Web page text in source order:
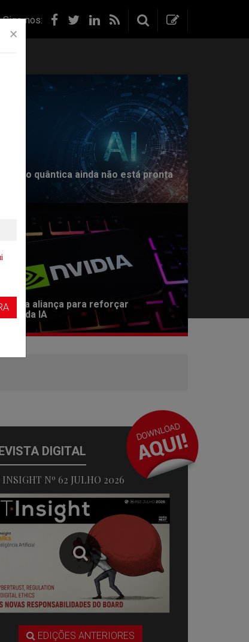
Siga-nos: FACEBOOK
TWITTERLINKEDIN
RSS
PESQUISAPESQUISA
quântica ainda não está pronta
lidera aliança para reforçar
da IA
DIGITAL
Nº 62 JULHO 2026
EDIÇÕES ANTERIORES
×